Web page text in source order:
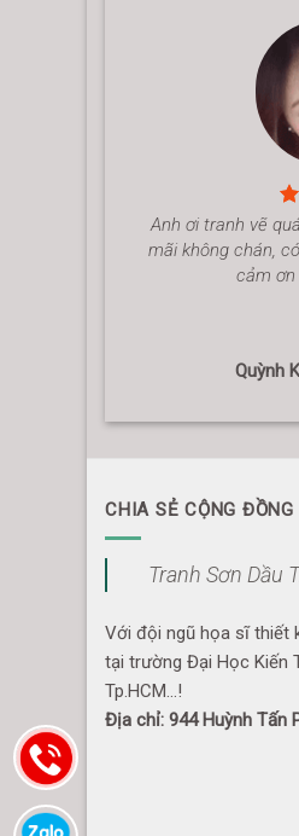
Anh ơi tranh vẽ
mãi không chán,
cảm ơn
Quỳnh
CHIA SẺ CỘNG ĐỒNG
Tranh Sơn Dầu
Với đội ngũ họa sĩ thiết
tại trường Đại Học Kiến
Tp.HCM...!
Địa chỉ: 944 Huỳnh Tấn